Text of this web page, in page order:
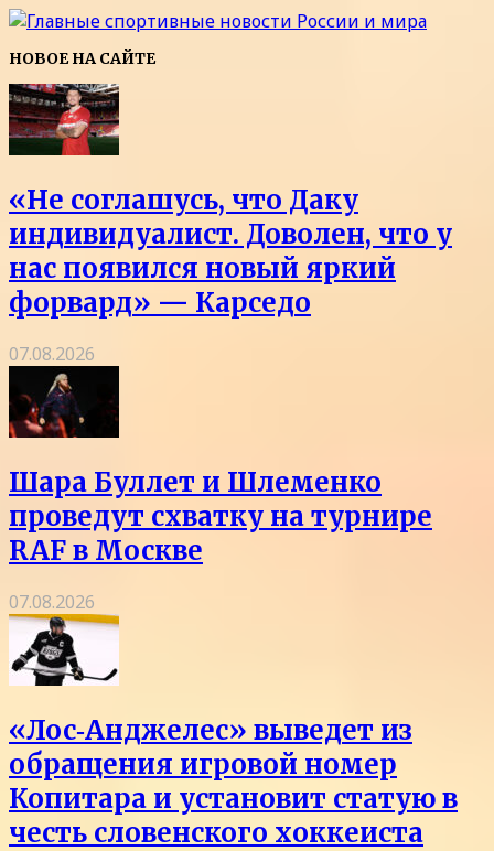
НОВОЕ НА САЙТЕ
«Не соглашусь, что Даку
индивидуалист. Доволен, что у
нас появился новый яркий
форвард» — Карседо
07.08.2026
Шара Буллет и Шлеменко
проведут схватку на турнире
RAF в Москве
07.08.2026
«Лос‑Анджелес» выведет из
обращения игровой номер
Копитара и установит статую в
честь словенского хоккеиста